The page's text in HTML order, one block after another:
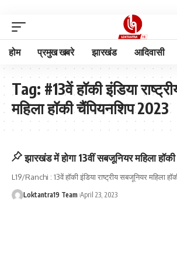
होम प्रमुख खबरे झारखंड आदिवासी
Tag: #13वें हॉकी इंडिया
महिला हॉकी चैंपियनशिप 2023
झारखंड में होगा 13वीं सबजूनियर महिला
L19/Ranchi : 13वें हॉकी इंडिया राष्ट्रीय सबजूनियर महिला
Loktantra19 Team April 23, 2023